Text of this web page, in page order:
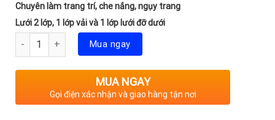
Chuyên làm trang trí, che nắng, ngụy trang
Lưới 2 lớp, 1 lớp vải và 1 lớp lưới đỡ dưới
Số lượng Mua ngay
MUA NGAY
Gọi điện xác nhận và giao hàng tận nơi